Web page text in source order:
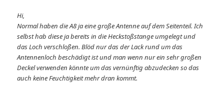
Hi,
Normal haben die A8 ja eine große Antenne auf dem Seitenteil. Ich
selbst hab diese ja bereits in die Heckstoßstange umgelegt und
das Loch verschloßen. Blöd nur das der Lack rund um das
Antennenloch beschädigt ist und man wenn nur ein sehr großen
Deckel verwenden könnte um das vernünftig abzudecken so das
auch keine Feuchtigkeit mehr dran kommt.